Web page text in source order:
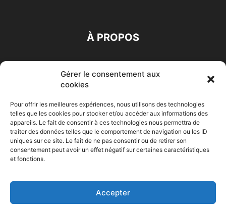
Gérer le consentement aux
cookies
Pour offrir les meilleures expériences, nous utilisons des technologies
telles que les cookies pour stocker et/ou accéder aux informations des
appareils. Le fait de consentir à ces technologies nous permettra de
traiter des données telles que le comportement de navigation ou les ID
uniques sur ce site. Le fait de ne pas consentir ou de retirer son
consentement peut avoir un effet négatif sur certaines caractéristiques
et fonctions.
Accepter
À PROPOS
Accueil Economie Entreprises Entrepreneur
Maghreb
© Challenges.tn By AAKOM.DIGITAL